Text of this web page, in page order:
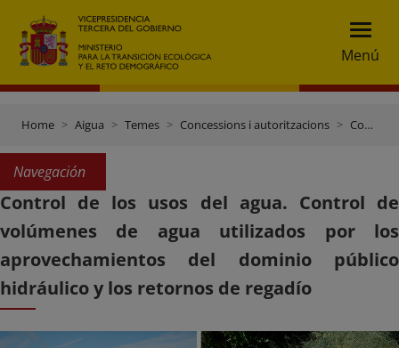
Menú
Home Aigua Temes Concessions i autoritzacions Control de volums d’aigua utilitzats
Navegación
Control de los usos del agua. Control de
volúmenes de agua utilizados por los
aprovechamientos del dominio público
hidráulico y los retornos de regadío